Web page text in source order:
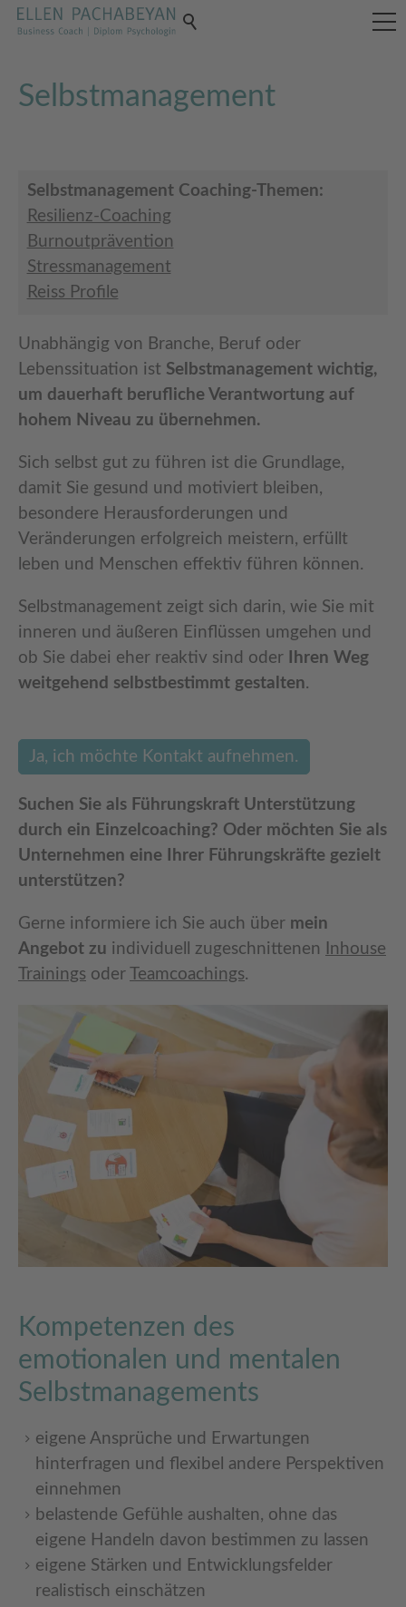
Selbstmanagement
Selbstmanagement Coaching-Themen:
Resilienz-Coaching
Burnoutprävention
Stressmanagement
Reiss Profile
Unabhängig von Branche, Beruf oder
Lebenssituation ist Selbstmanagement wichtig,
um dauerhaft berufliche Verantwortung auf
hohem Niveau zu übernehmen.
Sich selbst gut zu führen ist die Grundlage,
damit Sie gesund und motiviert bleiben,
besondere Herausforderungen und
Veränderungen erfolgreich meistern, erfüllt
leben und Menschen effektiv führen können.
Selbstmanagement zeigt sich darin, wie Sie mit
inneren und äußeren Einflüssen umgehen und
ob Sie dabei eher reaktiv sind oder
Ihren Weg
weitgehend selbstbestimmt gestalten.
Ja, ich möchte Kontakt aufnehmen.
Suchen Sie als Führungskraft Unterstützung
durch ein Einzelcoaching? Oder möchten Sie als
Unternehmen eine Ihrer Führungskräfte gezielt
unterstützen?
Gerne informiere ich Sie auch über mein
Angebot zu individuell zugeschnittenen
Inhouse
Trainings oder Teamcoachings.
Kompetenzen des
emotionalen und mentalen
Selbstmanagements
eigene Ansprüche und Erwartungen
hinterfragen und flexibel andere Perspektiven
einnehmen
belastende Gefühle aushalten, ohne das
eigene Handeln davon bestimmen zu lassen
eigene Stärken und Entwicklungsfelder
realistisch einschätzen